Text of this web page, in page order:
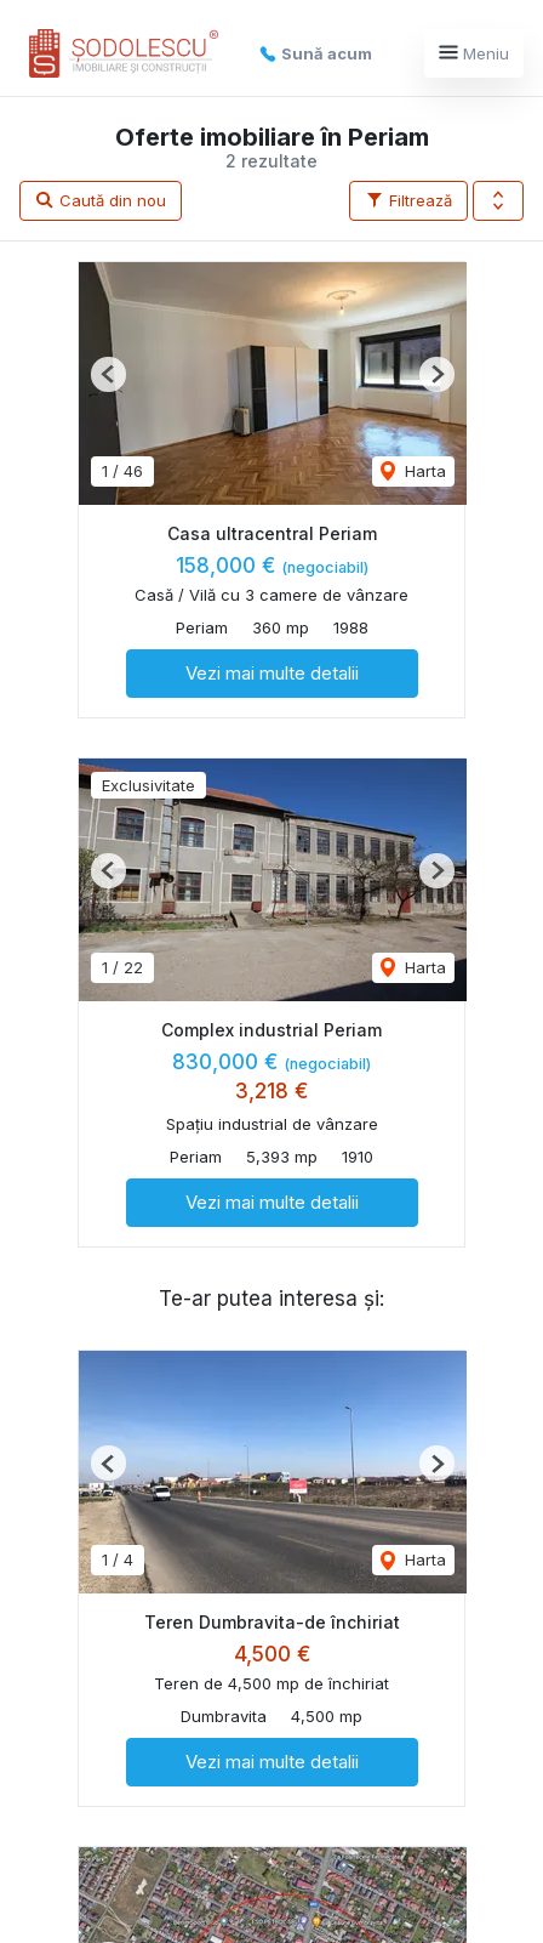
Sună acum Meniu
2 rezultate
Oferte imobiliare în Periam
Filtrează
Caută din nou
1 / 46 Harta
Previous Next
Casa ultracentral Periam
158,000 € (negociabil)
Casă / Vilă cu 3 camere de vânzare
Periam
360 mp 1988
Vezi mai multe detalii
Exclusivitate
1 / 22 Harta
Previous Next
Complex industrial Periam
830,000 € (negociabil)
3,218 €
Spațiu industrial de vânzare
Periam
5,393 mp 1910
Vezi mai multe detalii
Te-ar putea interesa și:
1 / 4 Harta
Previous Next
Teren Dumbravita-de închiriat
4,500 €
Teren de 4,500 mp de închiriat
Dumbravita
4,500 mp
Vezi mai multe detalii